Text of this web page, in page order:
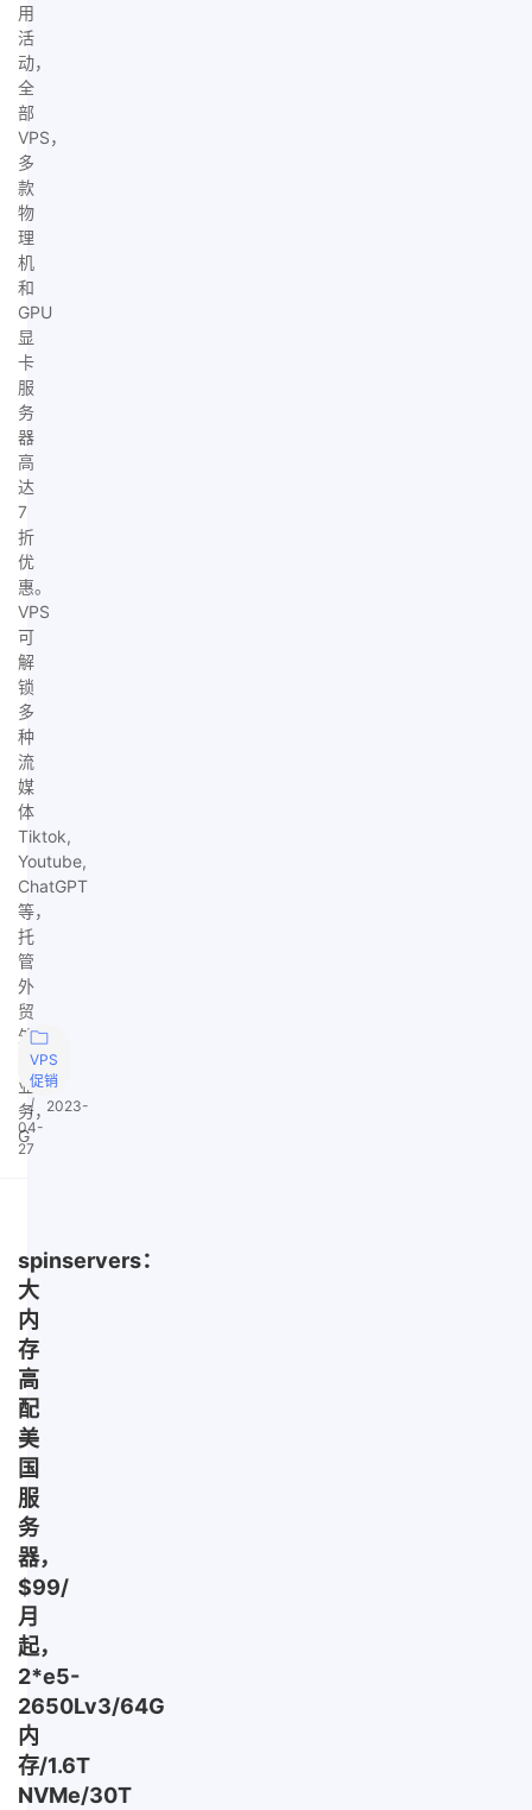
用
活
动，
全
部
VPS，
多
款
物
理
机
和
GPU
显
卡
服
务
器
高
达
7
折
优
惠。
VPS
可
解
锁
多
种
流
媒
体
Tiktok,
Youtube,
ChatGPT
等，
托
管
外
贸
外
汇
业
务，
G
VPS
促销
|
2023-
04-
27
spinservers：
大
内
存
高
配
美
国
服
务
器，
$99/
月
起，
2*e5-
2650Lv3/64G
内
存/1.6T
NVMe/30T